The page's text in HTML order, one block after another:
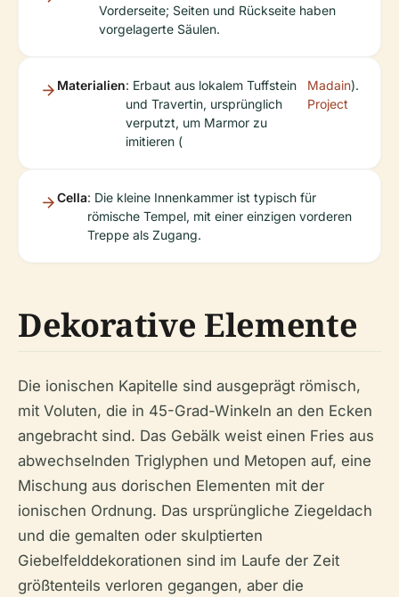
Vorderseite; Seiten und Rückseite haben
vorgelagerte Säulen.
Materialien: Erbaut aus lokalem Tuffstein
und Travertin, ursprünglich
verputzt, um Marmor zu
imitieren (
Madain
Project
).
Cella: Die kleine Innenkammer ist typisch für
römische Tempel, mit einer einzigen vorderen
Treppe als Zugang.
Dekorative Elemente
Die ionischen Kapitelle sind ausgeprägt römisch,
mit Voluten, die in 45-Grad-Winkeln an den Ecken
angebracht sind. Das Gebälk weist einen Fries aus
abwechselnden Triglyphen und Metopen auf, eine
Mischung aus dorischen Elementen mit der
ionischen Ordnung. Das ursprüngliche Ziegeldach
und die gemalten oder skulptierten
Giebelfelddekorationen sind im Laufe der Zeit
größtenteils verloren gegangen, aber die